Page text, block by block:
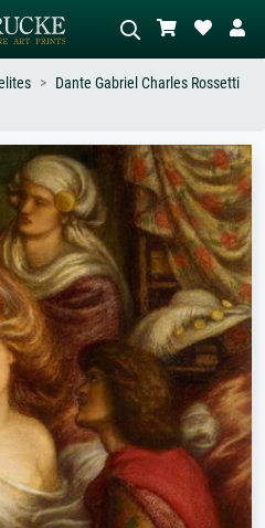
Beskriv scenen – for eksempel grønn
eng, abstrakt med mye rødt, mørkt
oljemaleri, stående akt ved et tre.
Dante Gabriel Charles Rossetti